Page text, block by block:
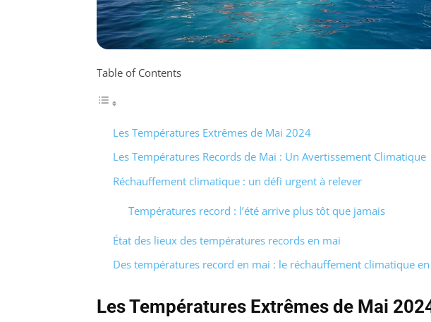
Table of Contents
Les Températures Extrêmes de Mai 2024
Les Températures Records de Mai : Un Avertissement Climatique
Réchauffement climatique : un défi urgent à relever
Températures record : l’été arrive plus tôt que jamais
État des lieux des températures records en mai
Des températures record en mai : le réchauffement climatique en
Les Températures Extrêmes de Mai